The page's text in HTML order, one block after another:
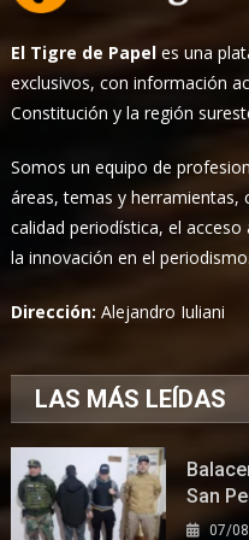
El Tigre de Papel es una
exclusivos, con información
Constitución y la región
Somos un equipo de
áreas, temas y
calidad periodística, el
la innovación en el periodismo.
Dirección:Alejandro Iuliani
LAS MÁS LEÍDAS
San
07/